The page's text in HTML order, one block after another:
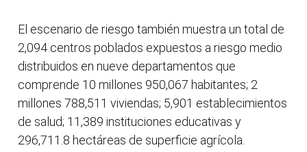
El escenario de riesgo también muestra un total de
2,094 centros poblados expuestos a riesgo medio
distribuidos en nueve departamentos que
comprende 10 millones 950,067 habitantes; 2
millones 788,511 viviendas; 5,901 establecimientos
de salud; 11,389 instituciones educativas y
296,711.8 hectáreas de superficie agrícola.